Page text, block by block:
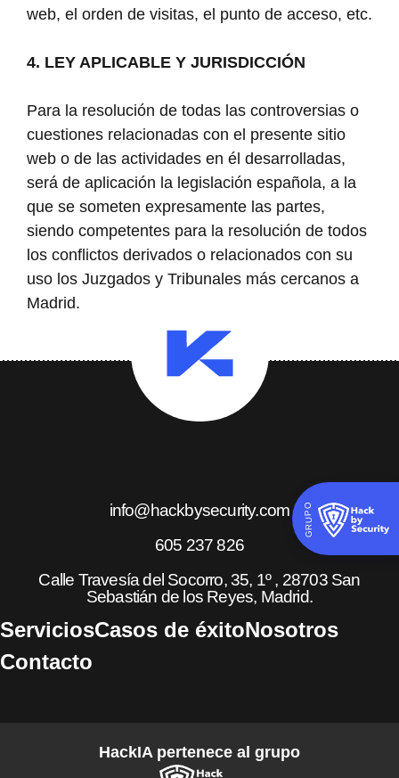
web, el orden de visitas, el punto de acceso, etc.
4. LEY APLICABLE Y JURISDICCIÓN
Para la resolución de todas las controversias o
cuestiones relacionadas con el presente sitio
web o de las actividades en él desarrolladas,
será de aplicación la legislación española, a la
que se someten expresamente las partes,
siendo competentes para la resolución de todos
los conflictos derivados o relacionados con su
uso los Juzgados y Tribunales más cercanos a
Madrid.
info@hackbysecurity.com
605 237 826
Calle Travesía del Socorro, 35, 1º , 28703 San
Sebastián de los Reyes, Madrid.
ServiciosCasos de éxitoNosotros
Contacto
HackIA pertenece al grupo
GRUPO